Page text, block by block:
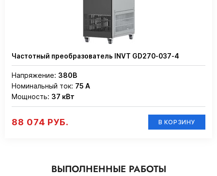
Частотный преобразователь INVT GD270-037-4
Напряжение: 380В
Номинальный ток: 75 А
Мощность: 37 кВт
88 074 РУБ. В КОРЗИНУ
ВЫПОЛНЕННЫЕ РАБОТЫ